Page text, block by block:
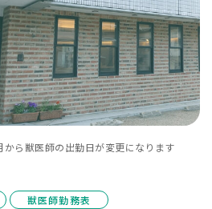
から獣医師の出勤日が変更になります
獣医師勤務表